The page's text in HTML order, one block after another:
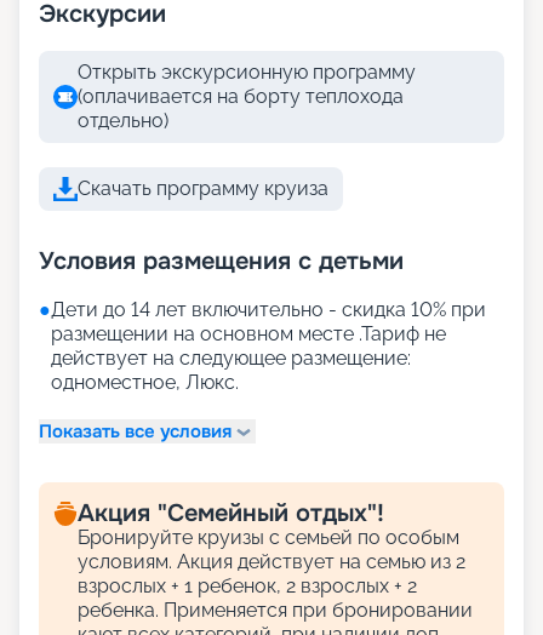
Экскурсии
Открыть экскурсионную программу
(оплачивается на борту теплохода
отдельно)
Скачать программу круиза
Условия размещения с детьми
●Дети до 14 лет включительно - скидка 10% при
размещении на основном месте .Тариф не
действует на следующее размещение:
одноместное, Люкс.
Показать все условия
Акция "Семейный отдых"!
Бронируйте круизы с семьей по особым
условиям. Акция действует на семью из 2
взрослых + 1 ребенок, 2 взрослых + 2
ребенка. Применяется при бронировании